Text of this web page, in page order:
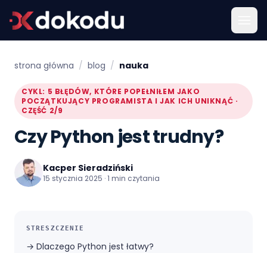
strona główna / blog / nauka
CYKL: 5 BŁĘDÓW, KTÓRE POPEŁNIŁEM JAKO
POCZĄTKUJĄCY PROGRAMISTA I JAK ICH UNIKNĄĆ ·
CZĘŚĆ 2/9
Czy Python jest trudny?
Kacper Sieradziński
15 stycznia 2025 · 1 min czytania
STRESZCZENIE
→ Dlaczego Python jest łatwy?